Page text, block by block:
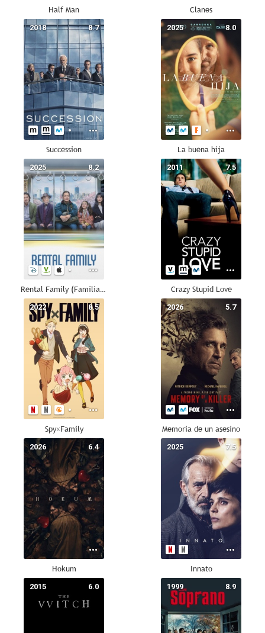
Half Man Clanes
8.7
2018
Succession
8.0
2025
La buena hija
8.2
2025
Rental Family (Familia de alquiler)
7.5
2011
Crazy Stupid Love
8.5
2022
Spy×Family
5.7
2026
Memoria de un asesino
6.4
2026
Hokum
7.5
2025
Innato
6.0
2015 8.9
1999